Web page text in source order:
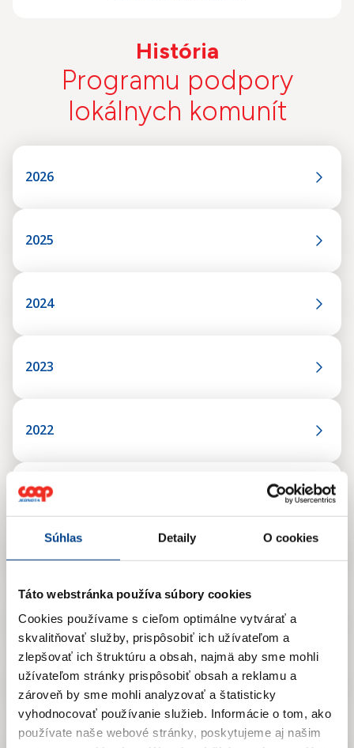
Súhlas Detaily O cookies
Táto webstránka používa súbory cookies
Cookies používame s cieľom optimálne vytvárať a
skvalitňovať služby, prispôsobiť ich užívateľom a
zlepšovať ich štruktúru a obsah, najmä aby sme mohli
užívateľom stránky prispôsobiť obsah a reklamu a
zároveň by sme mohli analyzovať a štatisticky
vyhodnocovať používanie služieb. Informácie o tom, ako
používate naše webové stránky, poskytujeme aj našim
História
Programu podpory
lokálnych komunít
2026
2025
2024
2023
2022
2021
2020
2019
2018